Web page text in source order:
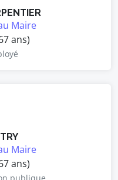
Maire
ans)
Maire
ans)